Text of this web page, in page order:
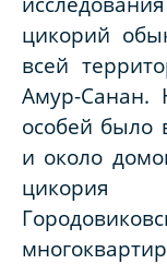
цикорий
всей
Амур-Санан.
особей было
и около
цикория